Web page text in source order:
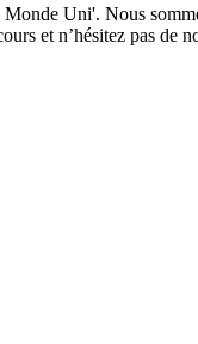
Uni'. Nous
et n’hésitez pas